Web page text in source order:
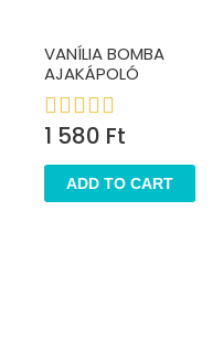
VANÍLIA BOMBA
AJAKÁPOLÓ
1 580 Ft
ADD TO CART